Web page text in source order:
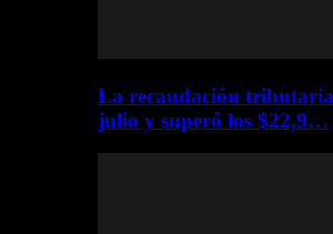
La recaudación
julio y superó los $22,9…